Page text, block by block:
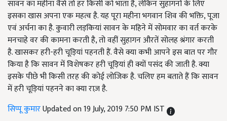
सावन का महीना वैसे तो हर किसी को भाता है, लेकिन सुहागनों के लिए
इसका खास अपना एक महत्व है. यह पूरा महीना भगवान शिव की भक्ति, पूजा
एवं अर्चना का है. कुवारी लड़कियां सावन के महिने में सोमवार का वर्त करके
मनचाहे वर की कामना करती है, तो वहीं सुहागन औरतें सोलह श्रंगार करती
है. खासकर हरी-हरी चूड़ियां पहनती हैं. वैसे क्या कभी आपने इस बात पर गौर
किया है कि सावन में विशेषकर हरी चूड़ियां ही क्यों पसंद की जाती है. क्या
इसके पीछे भी किसी तरह की कोई लोजिक है. चलिए हम बताते हैं कि सावन
में हरी चूड़ियां पहनने का क्या राज़ है.
सिप्पू कुमारUpdated on 19 July, 2019 7:50 PM IST